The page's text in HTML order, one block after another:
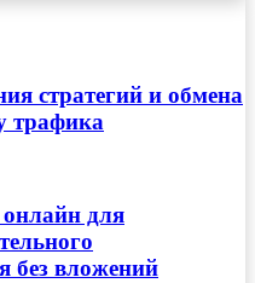
стратегий и обмена
трафика
для
без вложений